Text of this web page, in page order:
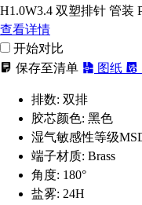
H1.0W3.4 双塑排针 管装
查看详情
开始对比
保存至清单
图纸
排数: 双排
胶芯颜色: 黑色
湿气敏感性等级
端子材质: Brass
角度: 180°
盐雾: 24H